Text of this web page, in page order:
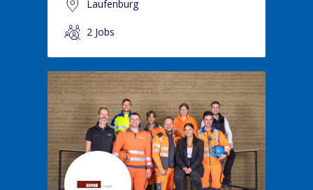
Laufenburg
2 Jobs